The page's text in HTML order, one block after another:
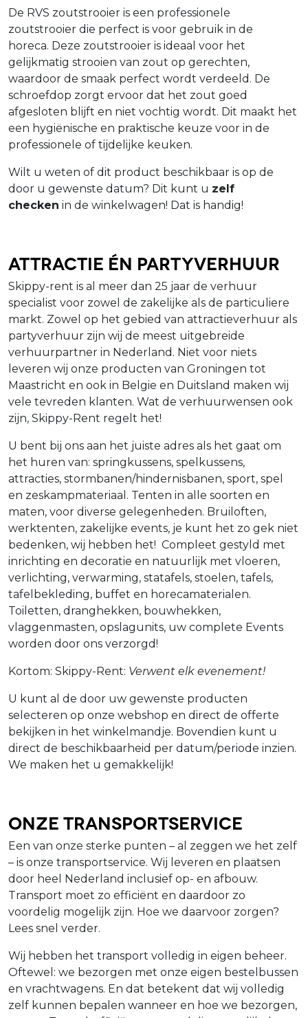
De RVS zoutstrooier is een professionele
zoutstrooier die perfect is voor gebruik in de
horeca. Deze zoutstrooier is ideaal voor het
gelijkmatig strooien van zout op gerechten,
waardoor de smaak perfect wordt verdeeld. De
schroefdop zorgt ervoor dat het zout goed
afgesloten blijft en niet vochtig wordt. Dit maakt het
een hygiënische en praktische keuze voor in de
professionele of tijdelijke keuken.
Wilt u weten of dit product beschikbaar is op de
door u gewenste datum? Dit kunt u zelf
checken in de winkelwagen! Dat is handig!
Attractie én Partyverhuur
Skippy-rent is al meer dan 25 jaar de verhuur
specialist voor zowel de zakelijke als de particuliere
markt. Zowel op het gebied van attractieverhuur als
partyverhuur zijn wij de meest uitgebreide
verhuurpartner in Nederland. Niet voor niets
leveren wij onze producten van Groningen tot
Maastricht en ook in Belgie en Duitsland maken wij
vele tevreden klanten. Wat de verhuurwensen ook
zijn, Skippy-Rent regelt het!
U bent bij ons aan het juiste adres als het gaat om
het huren van: springkussens, spelkussens,
attracties, stormbanen/hindernisbanen, sport, spel
en zeskampmateriaal. Tenten in alle soorten en
maten, voor diverse gelegenheden. Bruiloften,
werktenten, zakelijke events, je kunt het zo gek niet
bedenken, wij hebben het! Compleet gestyld met
inrichting en decoratie en natuurlijk met vloeren,
verlichting, verwarming, statafels, stoelen, tafels,
tafelbekleding, buffet en horecamaterialen.
Toiletten, dranghekken, bouwhekken,
vlaggenmasten, opslagunits, uw complete Events
worden door ons verzorgd!
Kortom: Skippy-Rent: Verwent elk evenement!
U kunt al de door uw gewenste producten
selecteren op onze webshop en direct de offerte
bekijken in het winkelmandje. Bovendien kunt u
direct de beschikbaarheid per datum/periode inzien.
We maken het u gemakkelijk!
Onze Transportservice
Een van onze sterke punten – al zeggen we het zelf
– is onze transportservice. Wij leveren en plaatsen
door heel Nederland inclusief op- en afbouw.
Transport moet zo efficiënt en daardoor zo
voordelig mogelijk zijn. Hoe we daarvoor zorgen?
Lees snel verder.
Wij hebben het transport volledig in eigen beheer.
Oftewel: we bezorgen met onze eigen bestelbussen
en vrachtwagens. En dat betekent dat wij volledig
zelf kunnen bepalen wanneer en hoe we bezorgen,